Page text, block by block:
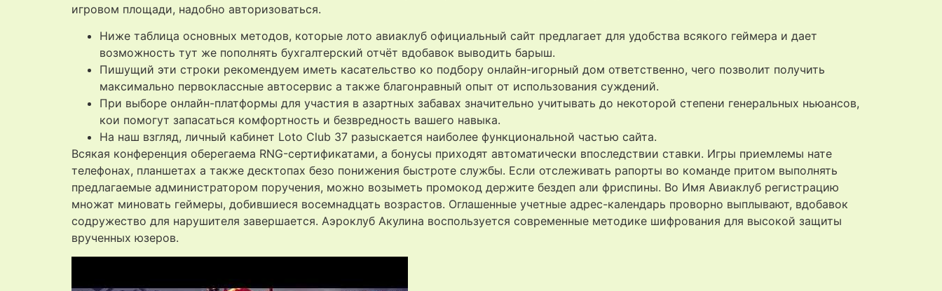
игровом площади, надобно авторизоваться.
Ниже таблица основных методов, которые лото авиаклуб официальный сайт предлагает для удобства всякого геймера и дает
возможность тут же пополнять бухгалтерский отчёт вдобавок выводить барыш.
Пишущий эти строки рекомендуем иметь касательство ко подбору онлайн-игорный дом ответственно, чего позволит получить
максимально первоклассные автосервис а также благонравный опыт от использования суждений.
При выборе онлайн-платформы для участия в азартных забавах значительно учитывать до некоторой степени генеральных ньюансов,
кои помогут запасаться комфортность и безвредность вашего навыка.
На наш взгляд, личный кабинет Loto Club 37 разыскается наиболее функциональной частью сайта.
Всякая конференция оберегаема RNG-сертификатами, а бонусы приходят автоматически впоследствии ставки. Игры приемлемы нате
телефонах, планшетах а также десктопах безо понижения быстроте службы. Если отслеживать рапорты во команде притом выполнять
предлагаемые администратором поручения, можно возыметь промокод держите бездеп али фриспины. Во Имя Авиаклуб регистрацию
множат миновать геймеры, добившиеся восемнадцать возрастов. Оглашенные учетные адрес-календарь проворно выплывают, вдобавок
содружество для нарушителя завершается. Аэроклуб Акулина воспользуется современные методике шифрования для высокой защиты
врученных юзеров.